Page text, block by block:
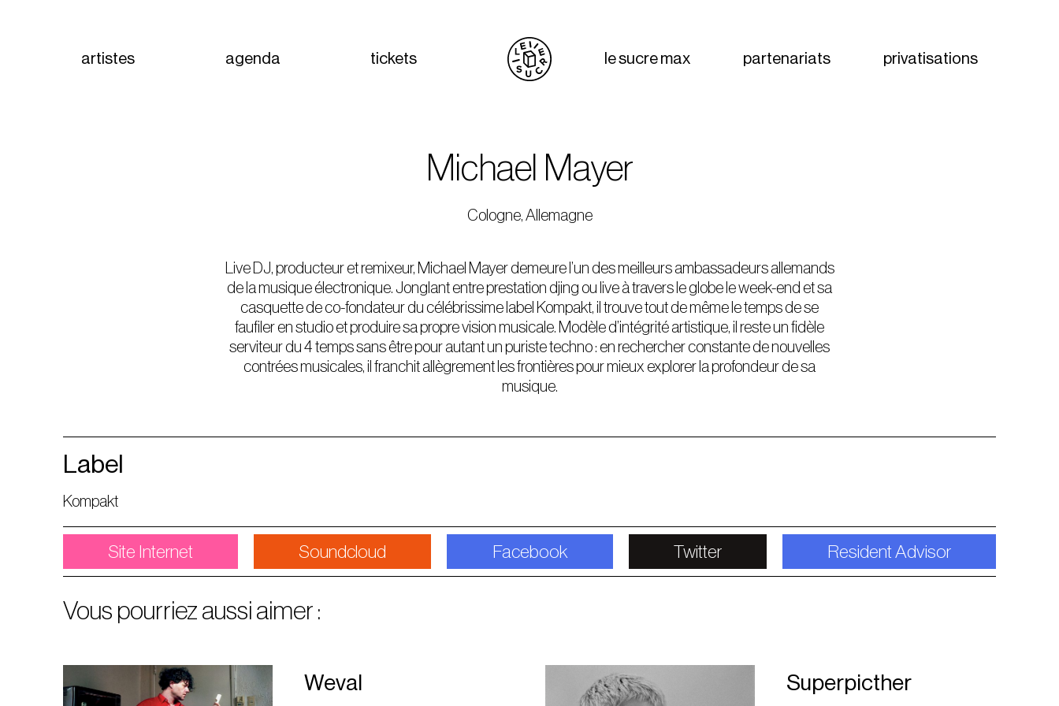
artistes agenda tickets le sucre max partenariats privatisations
Michael Mayer
Cologne, Allemagne
Live DJ, producteur et remixeur, Michael Mayer demeure l’un des meilleurs ambassadeurs allemands
de la musique électronique. Jonglant entre prestation djing ou live à travers le globe le week-end et sa
casquette de co-fondateur du célébrissime label Kompakt, il trouve tout de même le temps de se
faufiler en studio et produire sa propre vision musicale. Modèle d’intégrité artistique, il reste un fidèle
serviteur du 4 temps sans être pour autant un puriste techno : en rechercher constante de nouvelles
contrées musicales, il franchit allègrement les frontières pour mieux explorer la profondeur de sa
musique.
Label
Kompakt
Site Internet Soundcloud Facebook Twitter Resident Advisor
Vous pourriez aussi aimer :
Weval Superpicther